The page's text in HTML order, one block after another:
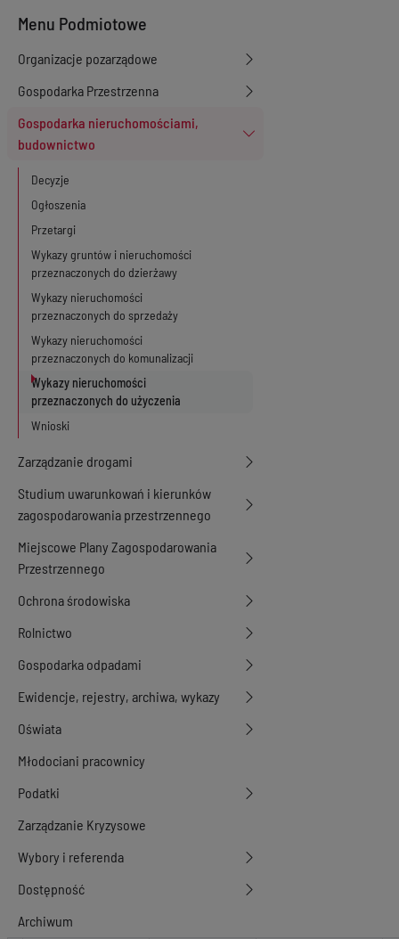
Menu Podmiotowe
Organizacje pozarządowe
Gospodarka Przestrzenna
Gospodarka nieruchomościami,
budownictwo
Decyzje
Ogłoszenia
Przetargi
Wykazy gruntów i nieruchomości
przeznaczonych do dzierżawy
Wykazy nieruchomości
przeznaczonych do sprzedaży
Wykazy nieruchomości
przeznaczonych do komunalizacji
Wykazy nieruchomości
przeznaczonych do użyczenia
Wnioski
Zarządzanie drogami
Studium uwarunkowań i kierunków
zagospodarowania przestrzennego
Miejscowe Plany Zagospodarowania
Przestrzennego
Ochrona środowiska
Rolnictwo
Gospodarka odpadami
Ewidencje, rejestry, archiwa, wykazy
Oświata
Młodociani pracownicy
Podatki
Zarządzanie Kryzysowe
Wybory i referenda
Dostępność
Archiwum